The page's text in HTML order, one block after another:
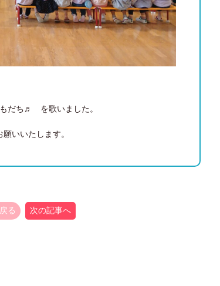
だち♬ を歌いました。
いいたします。
る 次の記事へ